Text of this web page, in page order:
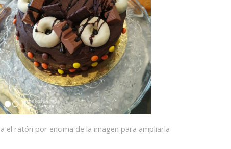
el ratón por encima de la imagen para ampliarla